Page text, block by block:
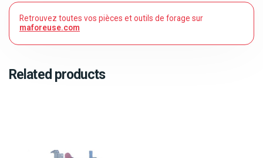
Retrouvez toutes vos pièces et outils de forage sur
maforeuse.com
Related products